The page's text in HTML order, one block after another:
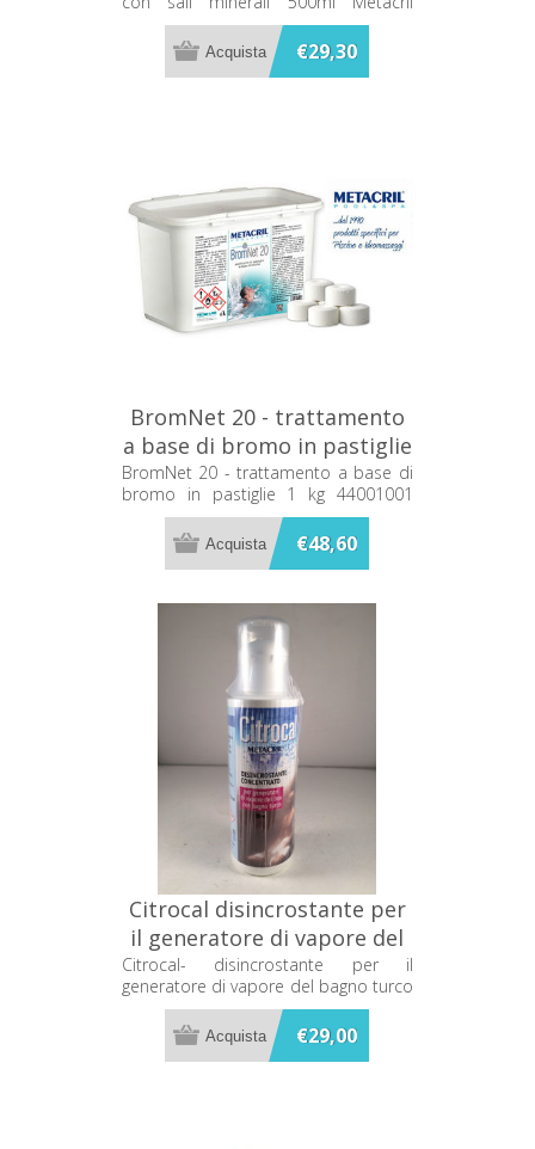
73000501
73000501
€29,30
BromNet 20 - trattamento
a base di bromo in pastiglie
1 kg 44001001 Metacril
BromNet 20 - trattamento a base di
bromo in pastiglie 1 kg 44001001
Metacril
€48,60
Citrocal disincrostante per
il generatore di vapore del
bagno turco 200ml Metacril
06300001
Citrocal- disincrostante per il
generatore di vapore del bagno turco
200ml Metacril 06300001
€29,00